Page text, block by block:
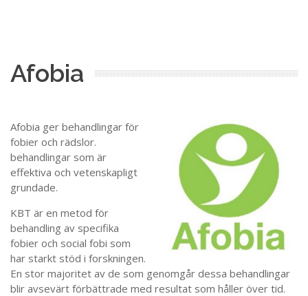
Afobia
Afobia ger behandlingar för
fobier och rädslor.
behandlingar som är
effektiva och vetenskapligt
grundade.
KBT är en metod för
behandling av specifika
fobier och social fobi som
har starkt stöd i forskningen.
En stor majoritet av de som genomgår dessa behandlingar
blir avsevärt förbättrade med resultat som håller över tid.